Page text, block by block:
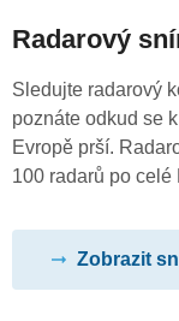
Radarový
Sledujte radarový
poznáte odkud se
Evropě prší.
100 radarů po celé
Zobrazit